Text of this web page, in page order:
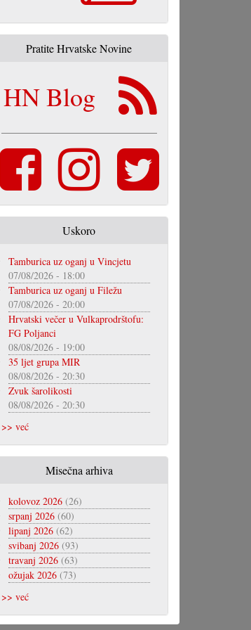
Pratite Hrvatske Novine
HN Blog
Uskoro
Tamburica uz oganj u Vincjetu
07/08/2026 - 18:00
Tamburica uz oganj u Filežu
07/08/2026 - 20:00
Hrvatski večer u Vulkaprodrštofu:
FG Poljanci
08/08/2026 - 19:00
35 ljet grupa MIR
08/08/2026 - 20:30
Zvuk šarolikosti
08/08/2026 - 20:30
>> već
Misečna arhiva
kolovoz 2026(26)
srpanj 2026(60)
lipanj 2026(62)
svibanj 2026(93)
travanj 2026(63)
ožujak 2026(73)
>> već